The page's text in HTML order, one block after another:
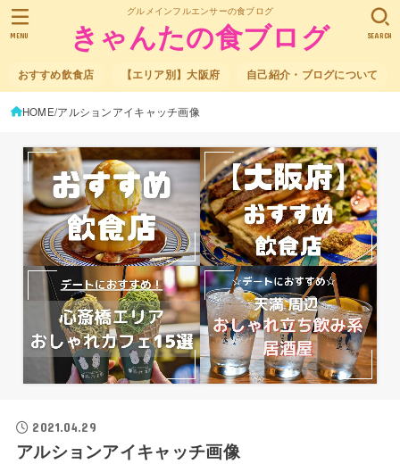
グルメインフルエンサーの食ブログ
きゃんたの食ブログ
おすすめ飲食店 【エリア別】大阪府 自己紹介・ブログについて
SEARCH
MENU
HOME アルションアイキャッチ画像
2021.04.29
アルションアイキャッチ画像